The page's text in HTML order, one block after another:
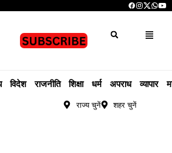
विदेश राजनीति शिक्षा धर्म अपराध व्यापार
राज्य चुनें शहर चुनें